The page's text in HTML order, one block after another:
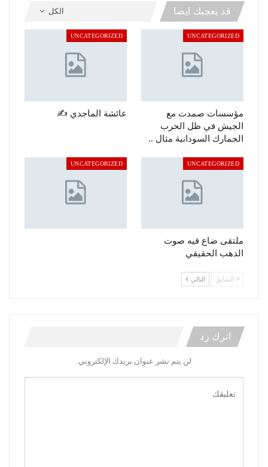
الكل قد يعجبك ايضا
UNCATEGORIZED
مؤسسات صمدت مع
الجيش في ظل الحرب
الجمارك السودانية مثال ..
UNCATEGORIZED
عائشة الماجدي ✍️
UNCATEGORIZED
ملتقى ضاع فيه صوت
الدهب الحقيقي
UNCATEGORIZED
السابق التالي
اترك رد
لن يتم نشر عنوان بريدك الإلكتروني.